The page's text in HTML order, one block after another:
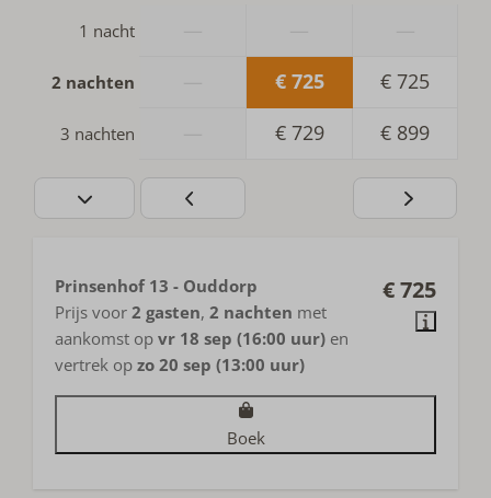
1 nacht
2 nachten € 725 € 725
3 nachten € 729 € 899
€ 725
Prinsenhof 13 - Ouddorp
Prijs voor 2 gasten, 2 nachten met
aankomst op vr 18 sep (16:00 uur) en
vertrek op zo 20 sep (13:00 uur)
Boek